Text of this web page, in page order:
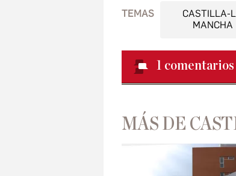
TEMAS
CASTILLA-
MANCHA
1 comentarios
MÁS DE